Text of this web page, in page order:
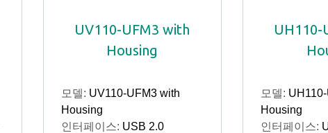
UV110-UFM3 with
Housing
모델: UV110-UFM3 with
Housing
인터페이스: USB 2.0
UH110-
모델:
Housing
인터페이스: